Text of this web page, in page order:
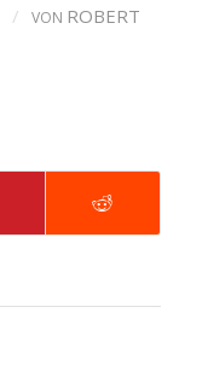
/ VON ROBERT